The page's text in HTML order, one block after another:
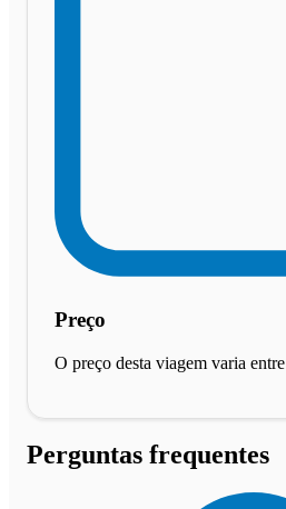
Preço
O preço desta viagem varia entre
Perguntas frequentes